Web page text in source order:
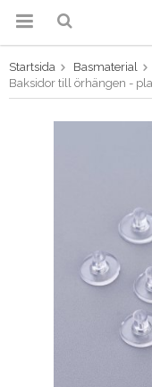
Startsida Basmaterial
Baksidor till örhängen -